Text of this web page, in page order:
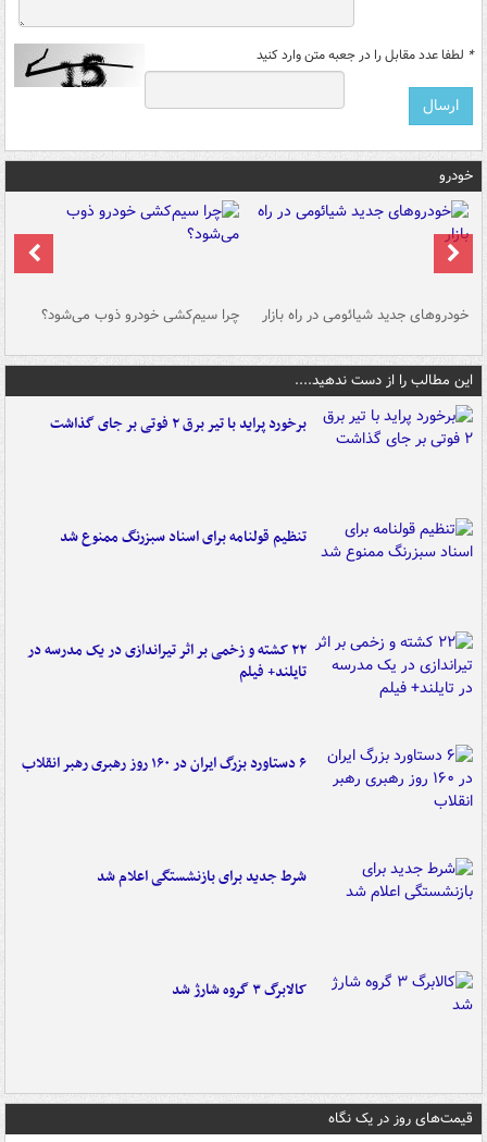
* لطفا عدد مقابل را در جعبه متن وارد کنید
خودرو
خودروهای جدید شیائومی در راه بازار چرا سیم‌کشی خودرو ذوب می‌شود؟
این مطالب را از دست ندهید....
برخورد پراید با تیر برق ۲ فوتی بر جای گذاشت
تنظیم قولنامه برای اسناد سبزرنگ ممنوع شد
۲۲ کشته و زخمی بر اثر تیراندازی در یک مدرسه در
تایلند+ فیلم
۶ دستاورد بزرگ ایران در ۱۶۰ روز رهبری رهبر انقلاب
شرط جدید برای بازنشستگی اعلام شد
کالابرگ ۳ گروه شارژ شد
قیمت‌های روز در یک نگاه